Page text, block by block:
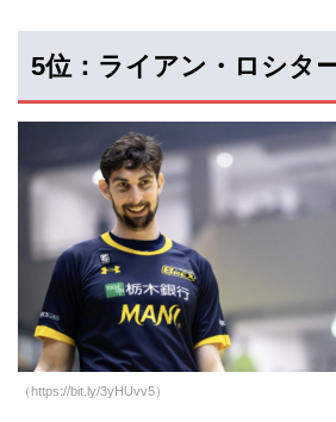
5位：ライアン・ロシタ
（https://bit.ly/3yHUvv5）